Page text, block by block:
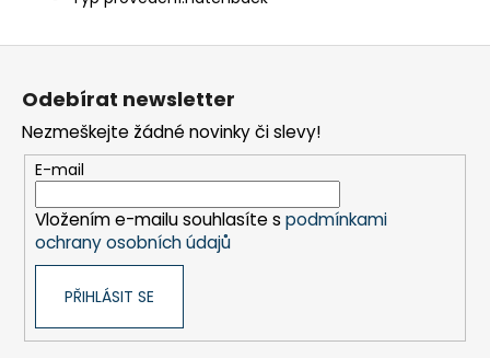
Z
Odebírat newsletter
Nezmeškejte žádné novinky či slevy!
E-mail
Vložením e-mailu souhlasíte s podmínkami
ochrany osobních údajů
PŘIHLÁSIT SE